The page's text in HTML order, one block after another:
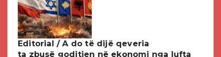
Editorial / A do të dijë qeveria
ta zbusë goditjen në ekonomi nga lufta